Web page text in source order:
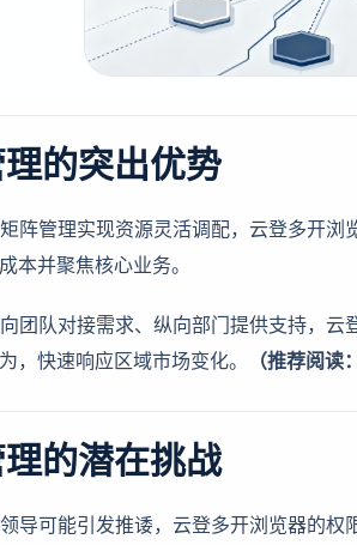
的突出优势
阵管理实现资源灵活调配，云登多开
本并聚焦核心业务。
团队对接需求、纵向部门提供支持，
，快速响应区域市场变化。
（推荐阅读：
的潜在挑战
导可能引发推诿，云登多开浏览器的